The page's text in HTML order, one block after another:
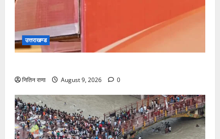
उत्तराखण्ड
नितिन राणा August 9, 2026 0